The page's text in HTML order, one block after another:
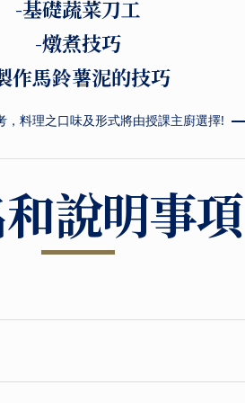
-基礎蔬菜刀工
-燉煮技巧
作馬鈴薯泥的技巧
，料理之口味及形式將由授課主廚選擇!
說明事項